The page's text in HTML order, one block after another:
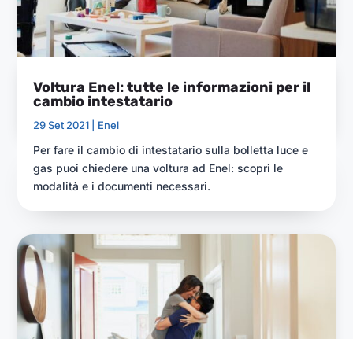
Voltura Enel: tutte le informazioni per il
cambio intestatario
29 Set 2021 | Enel
Per fare il cambio di intestatario sulla bolletta luce e
gas puoi chiedere una voltura ad Enel: scopri le
modalità e i documenti necessari.